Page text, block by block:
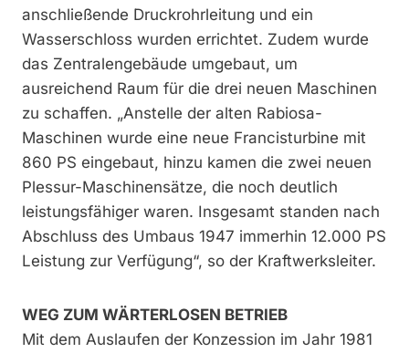
anschließende Druckrohrleitung und ein
Wasserschloss wurden errichtet. Zudem wurde
das Zentralengebäude umgebaut, um
ausreichend Raum für die drei neuen Maschinen
zu schaffen. „Anstelle der alten Rabiosa-
Maschinen wurde eine neue Francisturbine mit
860 PS eingebaut, hinzu kamen die zwei neuen
Plessur-Maschinensätze, die noch deutlich
leistungsfähiger waren. Insgesamt standen nach
Abschluss des Umbaus 1947 immerhin 12.000 PS
Leistung zur Verfügung“, so der Kraftwerksleiter.
WEG ZUM WÄRTERLOSEN BETRIEB
Mit dem Auslaufen der Konzession im Jahr 1981